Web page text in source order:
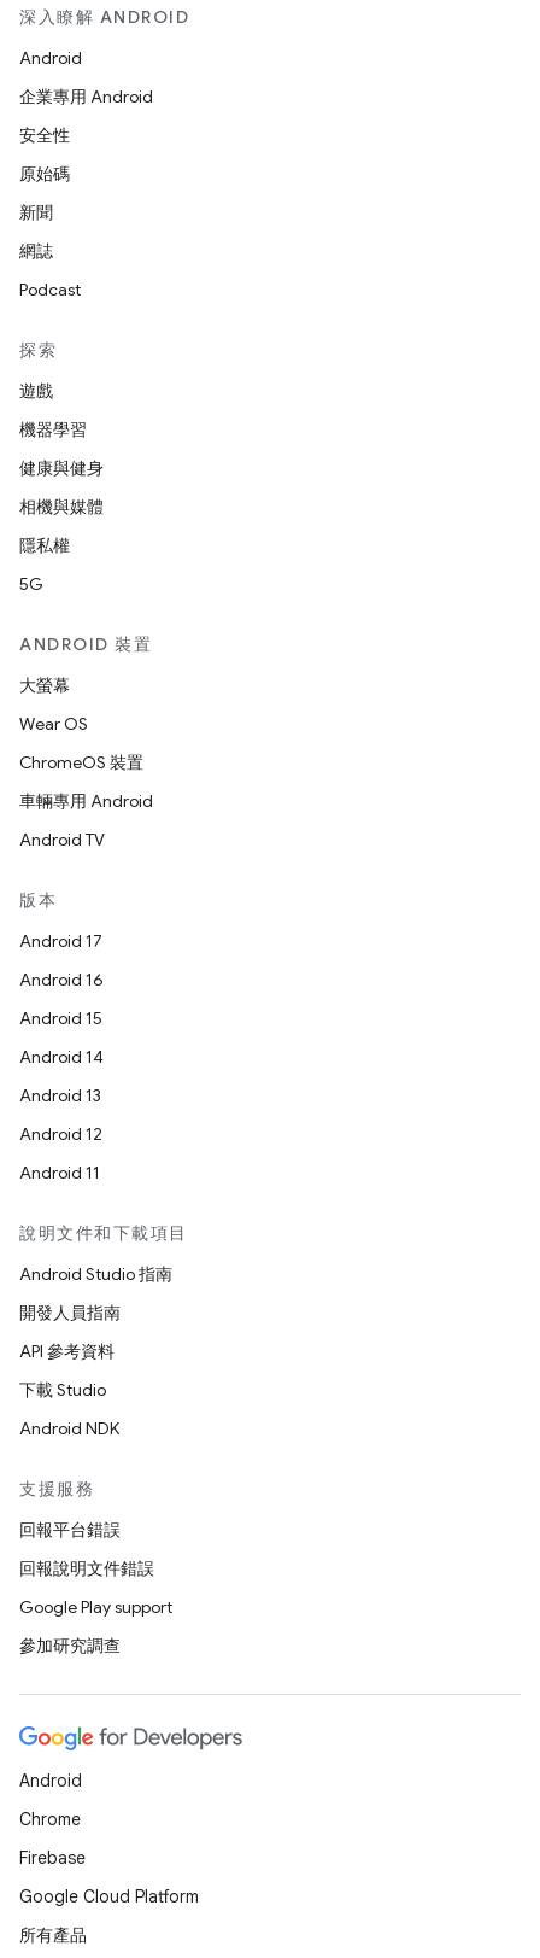
深入瞭解 ANDROID
Android
企業專用 Android
安全性
原始碼
新聞
網誌
Podcast
探索
遊戲
機器學習
健康與健身
相機與媒體
隱私權
5G
ANDROID 裝置
大螢幕
Wear OS
ChromeOS 裝置
車輛專用 Android
Android TV
版本
Android 17
Android 16
Android 15
Android 14
Android 13
Android 12
Android 11
說明文件和下載項目
Android Studio 指南
開發人員指南
API 參考資料
下載 Studio
Android NDK
支援服務
回報平台錯誤
回報說明文件錯誤
Google Play support
參加研究調查
Android
Chrome
Firebase
Google Cloud Platform
所有產品